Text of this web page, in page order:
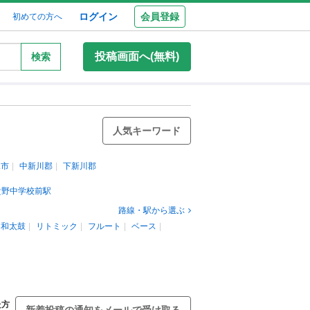
初めての方へ ログイン 会員登録
検索 投稿画面へ(無料)
人気キーワード
中新川郡 下新川郡
中学校前駅
路線・駅から選ぶ
和太鼓
リトミック フルート ベース